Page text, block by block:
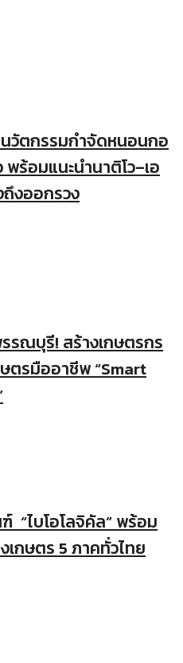
นวัตกรรมกำจัดหนอนกอ
ร้อมแนะนำนาติโว–เอ
งออกรวง
รณบุรี! สร้างเกษตรกร
ตรมืออาชีพ “Smart
“ไบโอโลจิคัล” พร้อม
กษตร 5 ภาคทั่วไทย